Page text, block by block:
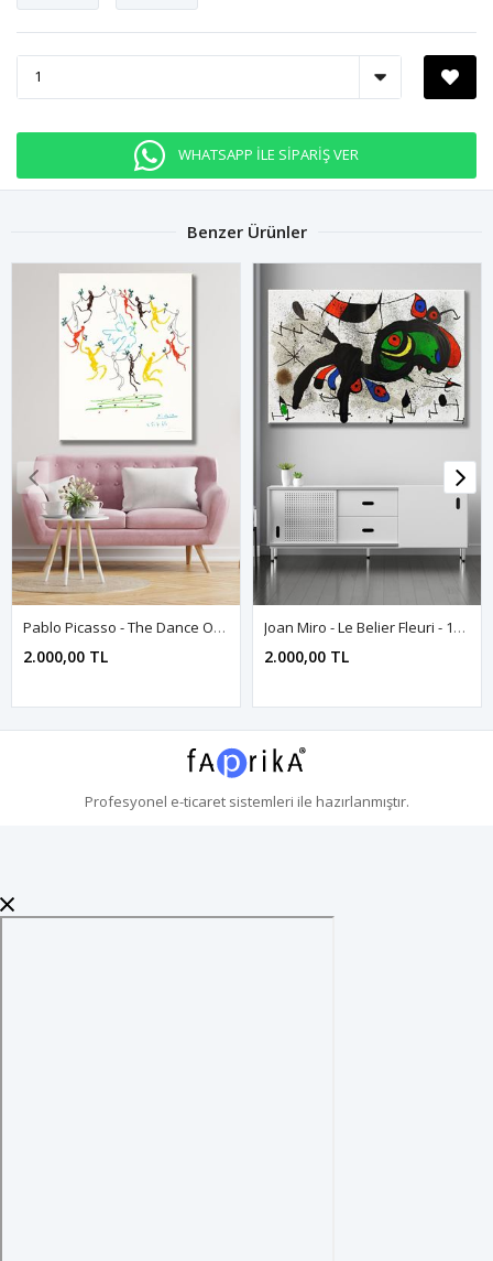
WHATSAPP İLE SİPARİŞ VER
Benzer Ürünler
Pablo Picasso - The Dance Of Youth - 106073 - Dekoratif Duvar Kanvas Tablo
2.000,00 TL
Joan Miro - Le Belier Fleuri - 106239 - Dekoratif Duvar Kanvas Tablo
2.000,00 TL
Profesyonel e-ticaretsistemleri ile hazırlanmıştır.